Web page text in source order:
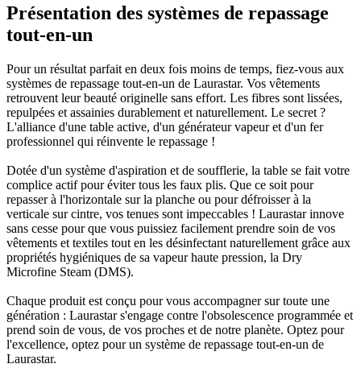
Présentation des systèmes de repassage
tout-en-un
Pour un résultat parfait en deux fois moins de temps, fiez-vous aux
systèmes de repassage tout-en-un de Laurastar. Vos vêtements
retrouvent leur beauté originelle sans effort. Les fibres sont lissées,
repulpées et assainies durablement et naturellement. Le secret ?
L'alliance d'une table active, d'un générateur vapeur et d'un fer
professionnel qui réinvente le repassage !
Dotée d'un système d'aspiration et de soufflerie, la table se fait votre
complice actif pour éviter tous les faux plis. Que ce soit pour
repasser à l'horizontale sur la planche ou pour défroisser à la
verticale sur cintre, vos tenues sont impeccables ! Laurastar innove
sans cesse pour que vous puissiez facilement prendre soin de vos
vêtements et textiles tout en les désinfectant naturellement grâce aux
propriétés hygiéniques de sa vapeur haute pression, la Dry
Microfine Steam (DMS).
Chaque produit est conçu pour vous accompagner sur toute une
génération : Laurastar s'engage contre l'obsolescence programmée et
prend soin de vous, de vos proches et de notre planète. Optez pour
l'excellence, optez pour un système de repassage tout-en-un de
Laurastar.